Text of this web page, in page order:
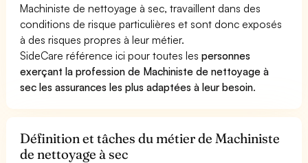
Machiniste de nettoyage à sec, travaillent dans des
conditions de risque particulières et sont donc exposés
à des risques propres à leur métier.
SideCare référence ici pour toutes lespersonnes
exerçant la profession de Machiniste de nettoyage à
sec les assurances les plus adaptées à leur besoin.
Définition et tâches du métier de Machiniste
de nettoyage à sec